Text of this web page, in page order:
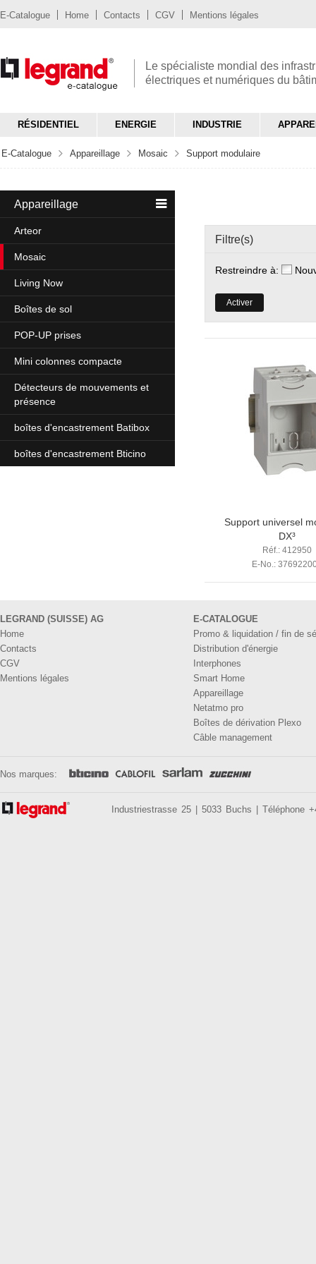
E-Catalogue Home Contacts CGV Mentions légales
Le spécialiste mondial des
électriques et numériques du
RÉSIDENTIEL ENERGIE INDUSTRIE
E-Catalogue Appareillage Mosaic Support modulaire
Appareillage
Arteor
Mosaic
Living Now
Boîtes de sol
POP-UP prises
Mini colonnes compacte
Détecteurs de mouvements et
présence
boîtes d'encastrement Batibox
boîtes d'encastrement Bticino
Filtre(s)
Restreindre à:
Activer
Support universel
DX³
Réf.: 412950
E-No.:
LEGRAND (SUISSE) AG
Home
Contacts
CGV
Mentions légales
E-CATALOGUE
Promo & liquidation / fin de
Distribution d'énergie
Interphones
Smart Home
Appareillage
Netatmo pro
Boîtes de dérivation Plexo
Câble management
Nos marques:
Industriestrasse 25 | 5033 Buchs |